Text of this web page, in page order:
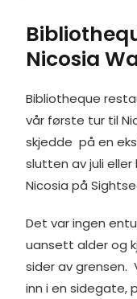
e
b
o
k
k
e
d
n
t
e
r
s
t
i
l
t
t
e
Nicosia
Bibliotheque
vår første tur til
skjedde på en
slutten av juli eller
Nicosia på
Det var ingen
uansett alder og
sider av grensen.
inn i en sidegate,